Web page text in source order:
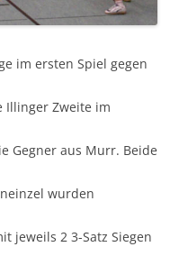
im ersten Spiel gegen
Illinger Zweite im
Gegner aus Murr. Beide
wurden
jeweils 2 3-Satz Siegen